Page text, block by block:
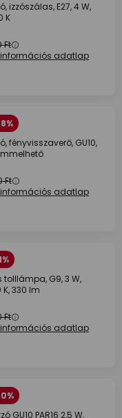
izzószálas, E27, 4 W,
K
Ft
adatlap
fényvisszaverő, GU10,
Ft
adatlap
tolllámpa, G9, 3 W,
330 lm
Ft
adatlap
GU10 PAR16 2,5 W,